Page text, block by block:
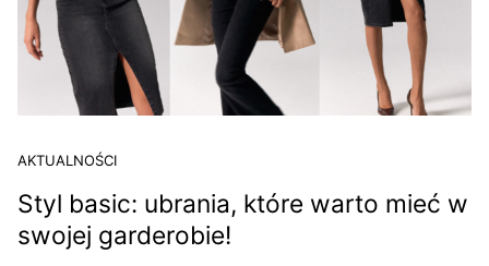
AKTUALNOŚCI
Styl basic: ubrania, które warto mieć w
swojej garderobie!